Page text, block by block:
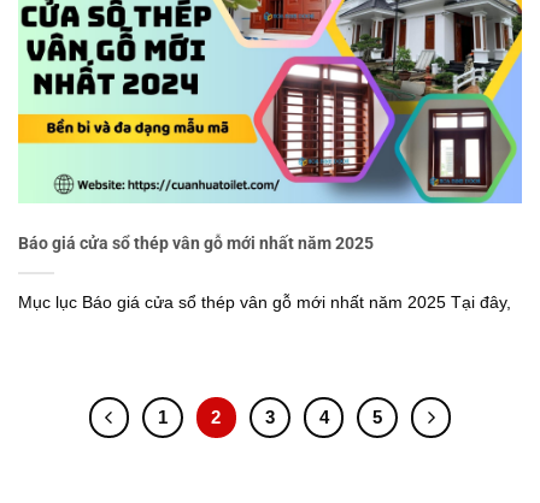
Báo giá cửa sổ thép vân gỗ mới nhất năm 2025
Mục lục Báo giá cửa sổ thép vân gỗ mới nhất năm 2025 Tại đây,
1 2 3 4 5